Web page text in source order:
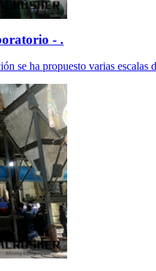
- .
se ha propuesto varias